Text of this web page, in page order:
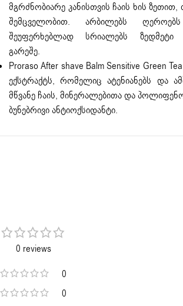
მგრძნობიარე კანისთვის ჩაის ხის ზეთით,
შემცველობით. არბილებს
შეუფერხებლად სრიალებს ზედმეტი
გარეშე.
Proraso After shave Balm Sensitive Green
ექსტრაქტს, რომელიც ატენიანებს და
მწვანე ჩაის, მინერალებითა და
ბუნებრივი ანტიოქსიდანტი.
0 reviews
0
0